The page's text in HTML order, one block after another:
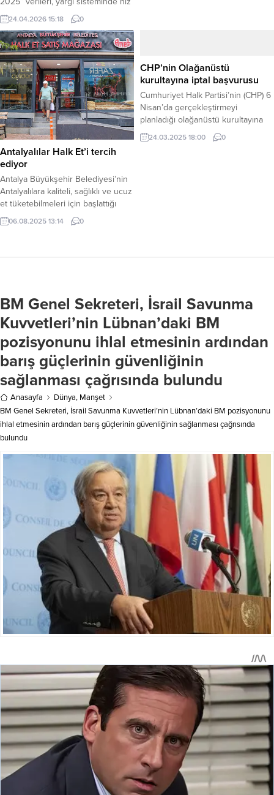
ve verimliliğin arttığını ortaya
koydu. Haber Merkezi – Adalet
Bakanlığı’nın resmi internet
sitesinde yer alan istatistiki verilere
göre, yapılan düzenlemelerle
sayesinde dava ve soruşturma
süreçlerinin kısaldığını,
mahkemelerin iş yükünün azaldığı
duyuruldu. Lekelenmeme hakkı
kapsamında dosyaların en başta
ayıklandığını vurgulayan...
24.04.2026 15:18 0
uyarısında bulundu. Haber Merkezi
– Bu akşam saat 19:53’te...
Antalyalılar Halk Et’i tercih
ediyor
Antalya Büyükşehir Belediyesi’nin
Antalyalılara kaliteli, sağlıklı ve ucuz
et tüketebilmeleri için başlattığı
Halk Et, vatandaşların tercihi olmayı
sürdürüyor. Antalya – Artan et
Kepez, Serik, Manavgat,...
06.08.2025 13:14 0
CHP’nin Olağanüstü
kurultayına iptal başvurusu
Cumhuriyet Halk Partisi’nin (CHP) 6
Nisan’da gerçekleştirmeyi
planladığı olağanüstü kurultayına
yönelik iptal başvurusu yapıldığı
bildirildi. Edinilen bilgilere göre,
24.03.2025 18:00 0
BM Genel Sekreteri, İsrail Savunma
Kuvvetleri’nin Lübnan’daki BM
pozisyonunu ihlal etmesinin ardından
barış güçlerinin güvenliğinin
sağlanması çağrısında bulundu
Anasayfa Dünya, Manşet
BM Genel Sekreteri, İsrail Savunma Kuvvetleri’nin Lübnan’daki BM pozisyonunu
ihlal etmesinin ardından barış güçlerinin güvenliğinin sağlanması çağrısında
bulundu